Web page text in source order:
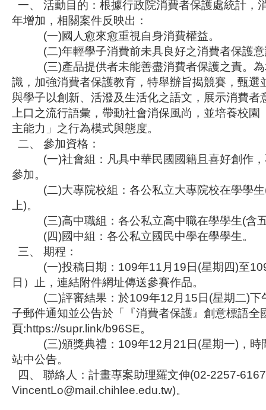
一、 活動目的：根據行政院消費者保護處統計，
年增加，相關案件反映出：
(一)國人愈來愈重視自身消費權益。
(二)年輕學子消費前未具良好之消費者保護
(三)產品提供者未能善盡消費者保護之責。為
識，加強消費者保護教育，特舉辦旨揭競賽，甄選
與學子以創新、活潑及生活化之語文，展示消費者
上口之流行語彙，帶動社會消保風尚，並培養校
主能力」之行為模式與態度。
二、 參加資格：
(一)社會組：凡具中華民國國籍且喜好創作，
參加。
(二)大專院校組：各公私立大專院校在學學生
上)。
(三)高中職組：各公私立高中職在學學生(含
(四)國中組：各公私立國民中學在學學生。
三、 期程：
(一)投稿日期：109年11月19日(星期四)至
日）止，連結附件網址傳送參賽作品。
(二)評審結果：於109年12月15日(星期二)下
子郵件通知並公告於「『消費者保護』創意標語全
頁:https://supr.link/b96SE。
(三)頒獎典禮：109年12月21日(星期一)，時
站中公告。
四、 聯絡人：計畫專案助理羅文伸(02-2257-
VincentLo@mail.chihlee.edu.tw)。